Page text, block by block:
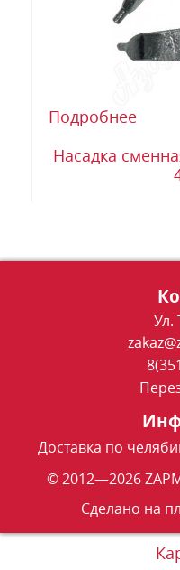
Подробнее
Насадка
Ул.
Доставка по
© 2012—2026
Сделано на